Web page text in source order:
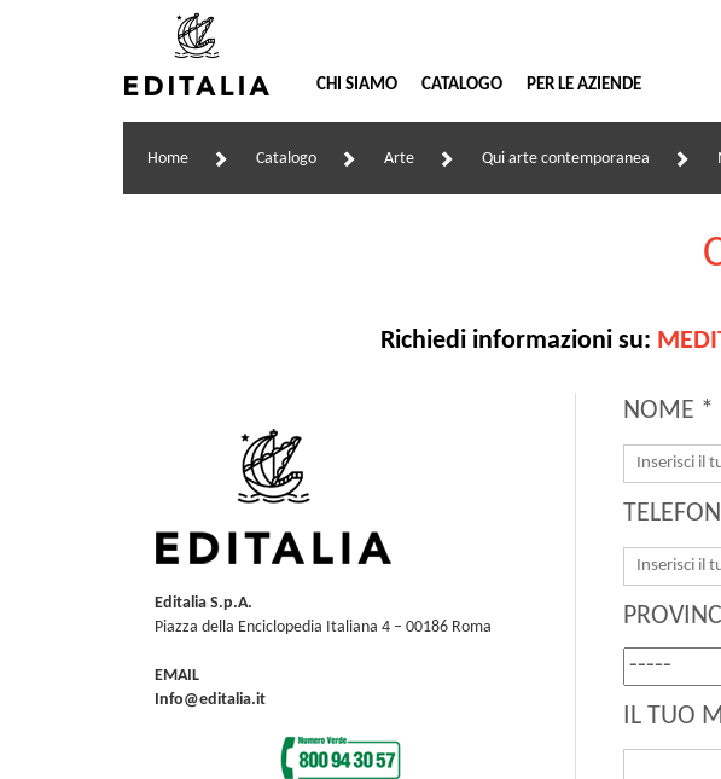
CHI SIAMO
CATALOGO PER LE AZIENDE
Home Catalogo Arte Qui arte contemporanea
Richiedi informazioni su:
Editalia S.p.A.
Piazza della Enciclopedia Italiana 4 – 00186 Roma
EMAIL
Info@editalia.it
NOME *
IL TUO